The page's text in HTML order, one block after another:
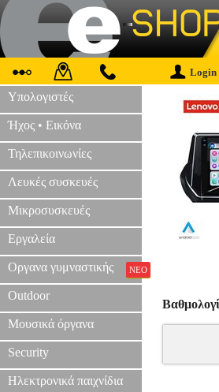
Login
Υπολογιστές
Ήχος • Εικόνα
Τηλεπικοινωνίες
Λευκές συσκευές
Μικροσυσκευές
Εργαλεία
Οργανα γυμναστικής ΝΕΟ
Outdoor
Μουσικά όργανα
Security
Ηλεκτρονικά παιχνίδια